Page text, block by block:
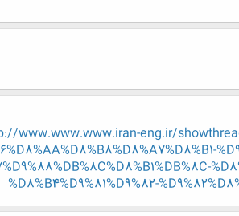
www.www.www.iran-eng.ir/
%D8%B4%D9%81%D9%82-